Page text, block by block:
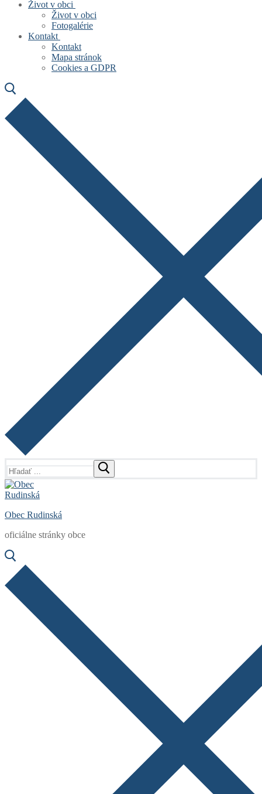
Život v obci
Život v obci
Fotogalérie
Kontakt
Kontakt
Mapa stránok
Cookies a GDPR
Obec Rudinská
oficiálne stránky obce